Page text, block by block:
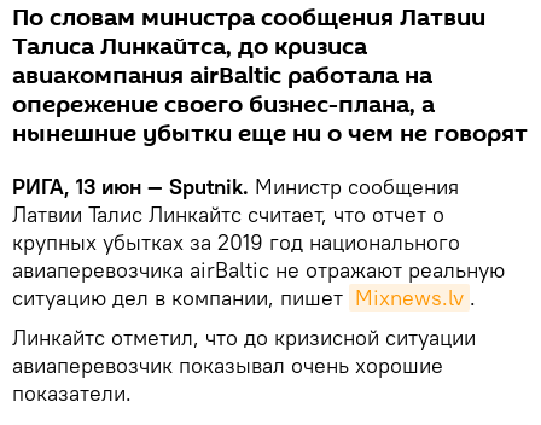
По словам министра сообщения Латвии
Талиса Линкайтса, до кризиса
авиакомпания airBaltic работала на
опережение своего бизнес-плана, а
нынешние убытки еще ни о чем не говорят
РИГА, 13 июн — Sputnik. Министр сообщения
Латвии Талис Линкайтс считает, что отчет о
крупных убытках за 2019 год национального
авиаперевозчика airBaltic не отражают реальную
ситуацию дел в компании, пишет Mixnews.lv .
Линкайтс отметил, что до кризисной ситуации
авиаперевозчик показывал очень хорошие
показатели.